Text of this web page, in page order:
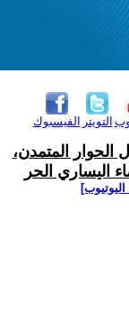
الفيسبوك التويتر
الحوار المتمدن،
اليساري الحر